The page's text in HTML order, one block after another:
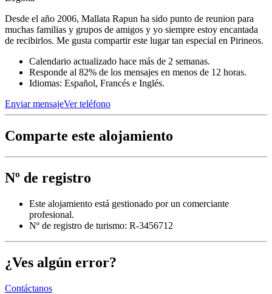
Desde el año 2006, Mallata Rapun ha sido punto de reunion para
muchas familias y grupos de amigos y yo siempre estoy encantada
de recibirlos. Me gusta compartir este lugar tan especial en Pirineos.
Calendario actualizado hace más de 2 semanas.
Responde al 82% de los mensajes en menos de 12 horas.
Idiomas: Español, Francés e Inglés.
Enviar mensajeVer teléfono
Comparte este alojamiento
Nº de registro
Este alojamiento está gestionado por un comerciante
profesional.
Nº de registro de turismo: R-3456712
¿Ves algún error?
Contáctanos